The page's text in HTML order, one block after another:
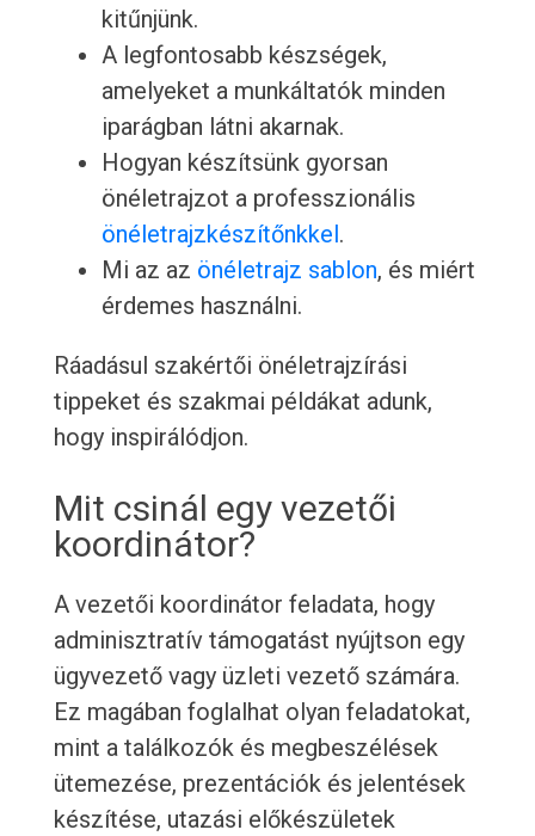
kitűnjünk.
A legfontosabb készségek,
amelyeket a munkáltatók minden
iparágban látni akarnak.
Hogyan készítsünk gyorsan
önéletrajzot a professzionális
önéletrajzkészítőnkkel.
Mi az az önéletrajz sablon, és miért
érdemes használni.
Ráadásul szakértői önéletrajzírási
tippeket és szakmai példákat adunk,
hogy inspirálódjon.
Mit csinál egy vezetői
koordinátor?
A vezetői koordinátor feladata, hogy
adminisztratív támogatást nyújtson egy
ügyvezető vagy üzleti vezető számára.
Ez magában foglalhat olyan feladatokat,
mint a találkozók és megbeszélések
ütemezése, prezentációk és jelentések
készítése, utazási előkészületek